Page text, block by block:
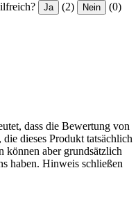
Ja (2) Nein (0)
dass die Bewertung von
dieses Produkt tatsächlich
können aber grundsätzlich
haben. Hinweis schließen